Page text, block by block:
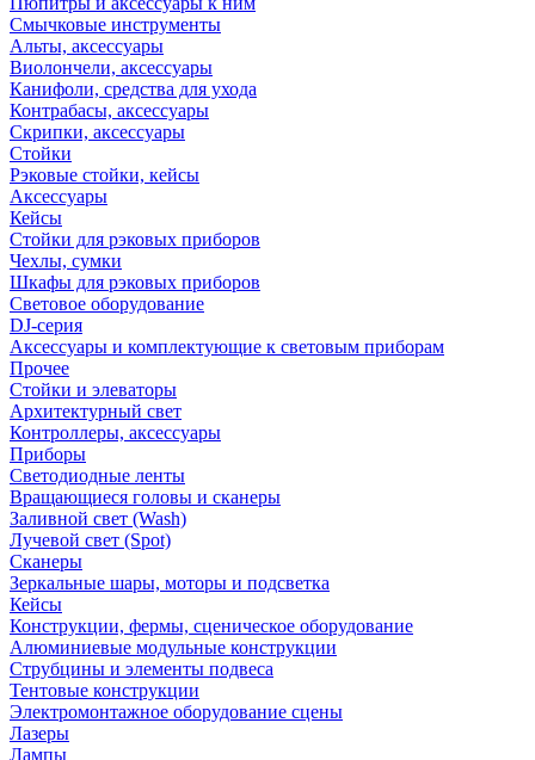
Смычковые инструменты
Альты, аксессуары
Виолончели, аксессуары
Канифоли, средства для ухода
Контрабасы, аксессуары
Скрипки, аксессуары
Стойки
Рэковые стойки, кейсы
Аксессуары
Кейсы
Стойки для рэковых приборов
Чехлы, сумки
Шкафы для рэковых приборов
Световое оборудование
DJ-серия
Аксессуары и комплектующие к световым приборам
Прочее
Стойки и элеваторы
Архитектурный свет
Контроллеры, аксессуары
Приборы
Светодиодные ленты
Вращающиеся головы и сканеры
Заливной свет (Wash)
Лучевой свет (Spot)
Сканеры
Зеркальные шары, моторы и подсветка
Кейсы
Конструкции, фермы, сценическое оборудование
Алюминиевые модульные конструкции
Струбцины и элементы подвеса
Тентовые конструкции
Электромонтажное оборудование сцены
Лазеры
Лампы